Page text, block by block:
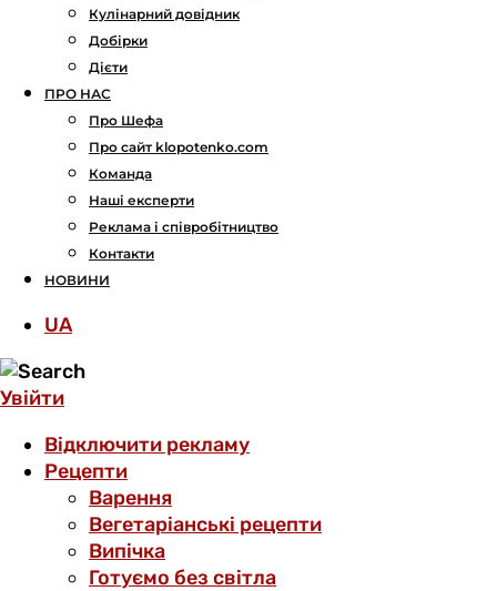
Кулінарний довідник
Добірки
Дієти
ПРО НАС
Про Шефа
Про сайт klopotenko.com
Команда
Наші експерти
Реклама і співробітництво
Контакти
НОВИНИ
UA
Увійти
Відключити рекламу
Рецепти
Варення
Вегетаріанські рецепти
Випічка
Готуємо без світла